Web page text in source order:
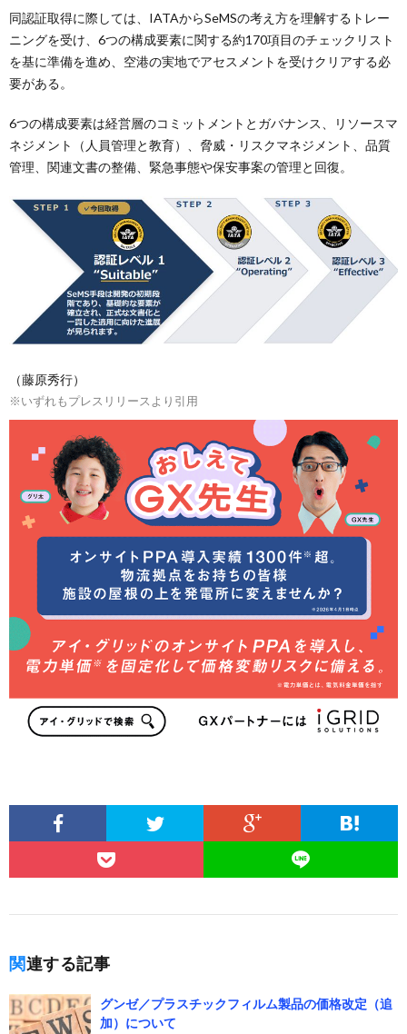
同認証取得に際しては、IATAからSeMSの考え方を理解するトレー
ニングを受け、6つの構成要素に関する約170項目のチェックリスト
を基に準備を進め、空港の実地でアセスメントを受けクリアする必
要がある。
6つの構成要素は経営層のコミットメントとガバナンス、リソースマ
ネジメント（人員管理と教育）、脅威・リスクマネジメント、品質
管理、関連文書の整備、緊急事態や保安事案の管理と回復。
（藤原秀行）
※いずれもプレスリリースより引用
関連する記事
グンゼ／プラスチックフィルム製品の価格改定（追
加）について